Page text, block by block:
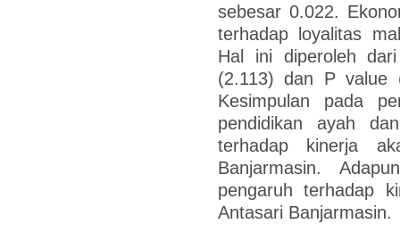
sebesar 0.022.
terhadap loyalitas
Hal ini diperoleh
(2.113) dan P value
Kesimpulan pada
pendidikan ayah
terhadap kinerja
Banjarmasin.
pengaruh terhadap
Antasari Banjarmasin.